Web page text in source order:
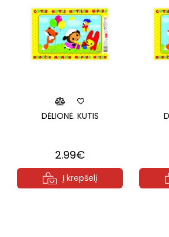
DĖLIONĖ. KUTIS
2.99€
Į krepšelį